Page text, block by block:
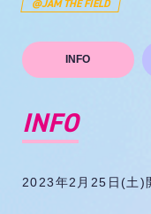
@JAM THE FIELD
INFO
INFO
2023年2月25日(土)